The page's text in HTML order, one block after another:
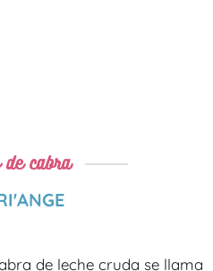
de cabra
de leche cruda se llama